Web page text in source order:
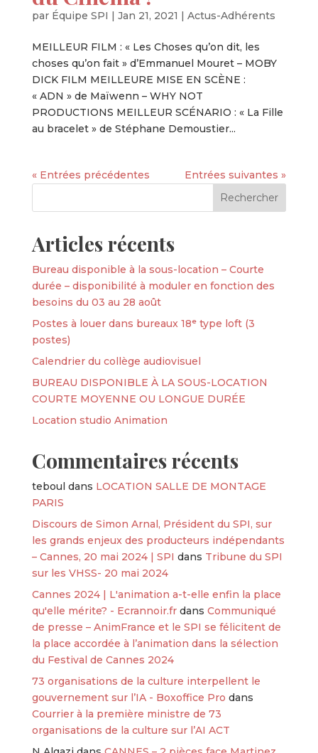
par Équipe SPI | Jan 21, 2021 | Actus-Adhérents
MEILLEUR FILM : « Les Choses qu’on dit, les
choses qu’on fait » d’Emmanuel Mouret – MOBY
DICK FILM MEILLEURE MISE EN SCÈNE :
« ADN » de Maïwenn – WHY NOT
PRODUCTIONS MEILLEUR SCÉNARIO : « La Fille
au bracelet » de Stéphane Demoustier...
« Entrées précédentes Entrées suivantes »
Articles récents
Bureau disponible à la sous-location – Courte
durée – disponibilité à moduler en fonction des
besoins du 03 au 28 août
Postes à louer dans bureaux 18ᵉ type loft (3
postes)
Calendrier du collège audiovisuel
BUREAU DISPONIBLE À LA SOUS-LOCATION
COURTE MOYENNE OU LONGUE DURÉE
Location studio Animation
Commentaires récents
teboul dans LOCATION SALLE DE MONTAGE
PARIS
Discours de Simon Arnal, Président du SPI, sur
les grands enjeux des producteurs indépendants
– Cannes, 20 mai 2024 | SPI dans Tribune du SPI
sur les VHSS- 20 mai 2024
Cannes 2024 | L'animation a-t-elle enfin la place
qu'elle mérite? - Ecrannoir.frdans Communiqué
de presse – AnimFrance et le SPI se félicitent de
la place accordée à l’animation dans la sélection
du Festival de Cannes 2024
73 organisations de la culture interpellent le
gouvernement sur l’IA - Boxoffice Pro dans
Courrier à la première ministre de 73
organisations de la culture sur l’AI ACT